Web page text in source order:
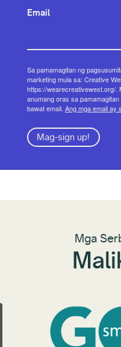
Email
Sa pamamagitan ng
marketing mula sa: Creative
https://wearecreativewest.org/.
anumang oras sa
bawat email. Ang mga email ay
Mag-sign up!
Mga